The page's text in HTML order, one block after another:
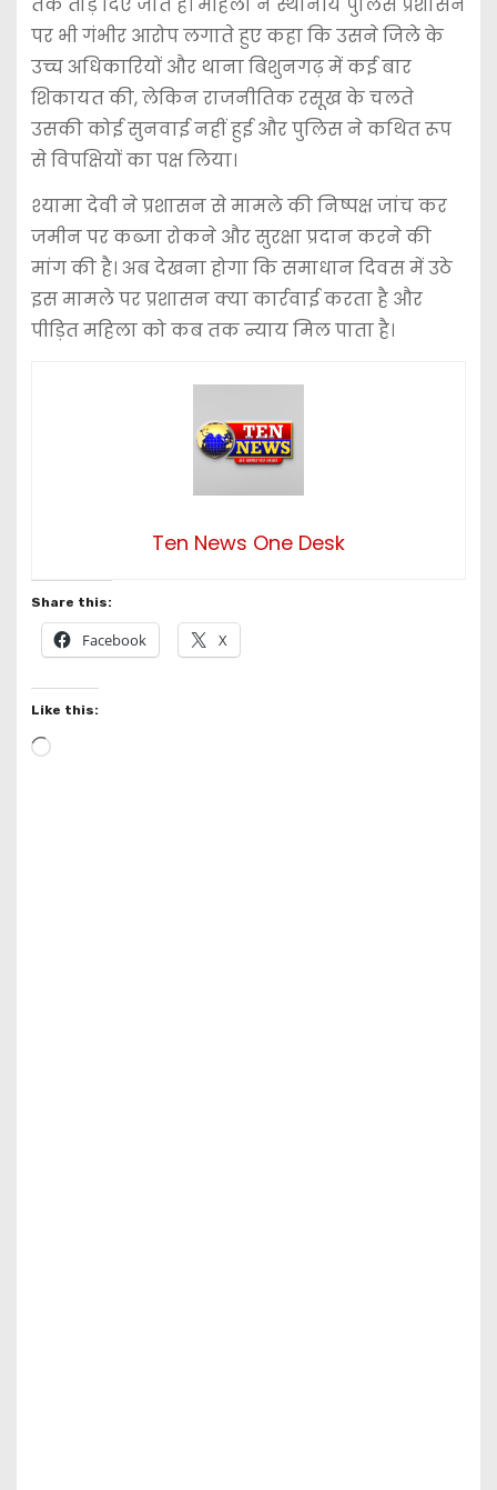
तक तोड़ दिए जाते हैं। महिला ने स्थानीय पुलिस प्रशासन
पर भी गंभीर आरोप लगाते हुए कहा कि उसने जिले के
उच्च अधिकारियों और थाना बिशुनगढ़ में कई बार
शिकायत की, लेकिन राजनीतिक रसूख के चलते
उसकी कोई सुनवाई नहीं हुई और पुलिस ने कथित रूप
से विपक्षियों का पक्ष लिया।
श्यामा देवी ने प्रशासन से मामले की निष्पक्ष जांच कर
जमीन पर कब्जा रोकने और सुरक्षा प्रदान करने की
मांग की है। अब देखना होगा कि समाधान दिवस में उठे
इस मामले पर प्रशासन क्या कार्रवाई करता है और
पीड़ित महिला को कब तक न्याय मिल पाता है।
Ten News One Desk
Share this:
Facebook X
Like this:
L